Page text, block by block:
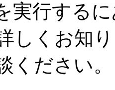
実行する
しくお知
ください。